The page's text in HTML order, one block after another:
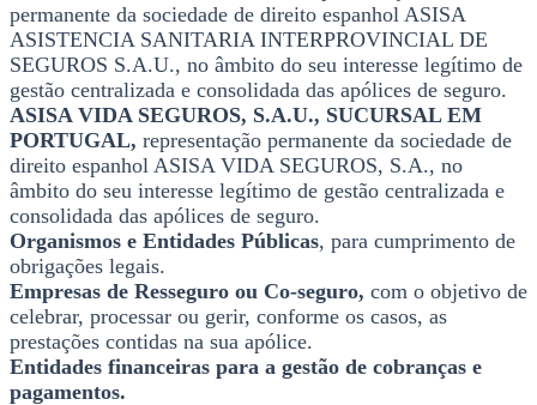
permanente da sociedade de direito espanhol ASISA
ASISTENCIA SANITARIA INTERPROVINCIAL DE
SEGUROS S.A.U., no âmbito do seu interesse legítimo de
gestão centralizada e consolidada das apólices de seguro.
ASISA VIDA SEGUROS, S.A.U., SUCURSAL EM
PORTUGAL, representação permanente da sociedade de
direito espanhol ASISA VIDA SEGUROS, S.A., no
âmbito do seu interesse legítimo de gestão centralizada e
consolidada das apólices de seguro.
Organismos e Entidades Públicas, para cumprimento de
obrigações legais.
Empresas de Resseguro ou Co-seguro, com o objetivo de
celebrar, processar ou gerir, conforme os casos, as
prestações contidas na sua apólice.
Entidades financeiras para a gestão de cobranças e
pagamentos.